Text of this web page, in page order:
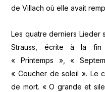
de Villach où elle avait
Les quatre derniers Lieder
Strauss, écrite à la
« Printemps », «
« Coucher de soleil ». Le
de mort. « O grande et